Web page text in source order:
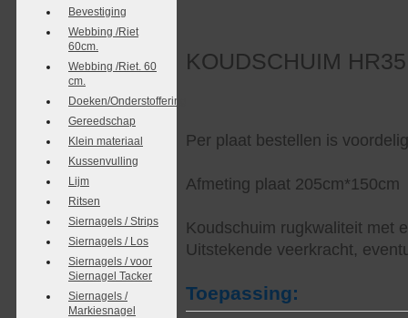
Bevestiging
Webbing /Riet
60cm.
Webbing /Riet. 60
cm.
Doeken/Onderstoffering
Gereedschap
Klein materiaal
Kussenvulling
Lijm
Ritsen
Siernagels / Strips
Siernagels / Los
Siernagels / voor
Siernagel Tacker
Siernagels /
Markiesnagel
KOUDSCHUIM
Per plaat bestellen is
Afmeting plaat 205cm*150cm
Koudschuim rugkwaliteit met
Uitstekende veerkracht,
Toepassing: